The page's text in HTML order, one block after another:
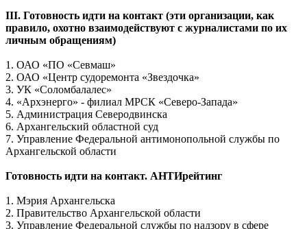
III. Готовность идти на контакт (эти организации, как
правило, охотно взаимодействуют с журналистами по их
личным обращениям)
1. ОАО «ПО «Севмаш»
2. ОАО «Центр судоремонта «Звездочка»
3. УК «Соломбалалес»
4. «Архэнерго» - филиал МРСК «Северо-Запада»
5. Администрация Северодвинска
6. Архангельский областной суд
7. Управление Федеральной антимонопольной службы по
Архангельской области
Готовность идти на контакт. АНТИрейтинг
1. Мэрия Архангельска
2. Правительство Архангельской области
3. Управление Федеральной службы по надзору в сфере